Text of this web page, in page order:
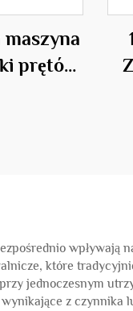
prętów
które
jednoczesnym
z czynnika